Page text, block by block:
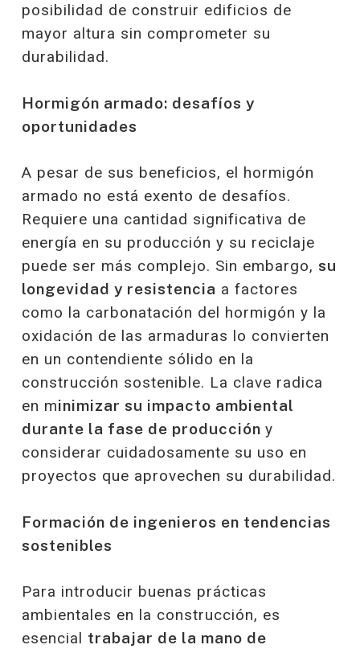
posibilidad de construir edificios de
mayor altura sin comprometer su
durabilidad.
Hormigón armado: desafíos y
oportunidades
A pesar de sus beneficios, el hormigón
armado no está exento de desafíos.
Requiere una cantidad significativa de
energía en su producción y su reciclaje
puede ser más complejo. Sin embargo, su
longevidad y resistencia a factores
como la carbonatación del hormigón y la
oxidación de las armaduras lo convierten
en un contendiente sólido en la
construcción sostenible. La clave radica
en minimizar su impacto ambiental
durante la fase de producción y
considerar cuidadosamente su uso en
proyectos que aprovechen su durabilidad.
Formación de ingenieros en tendencias
sostenibles
Para introducir buenas prácticas
ambientales en la construcción, es
esencial trabajar de la mano de